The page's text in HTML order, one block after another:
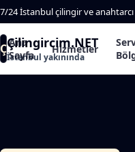
7/24 İstanbul çilingir ve
ÇÇilingircim.NET
İstanbul yakınında
Ana
Sayfa
Hizmetler